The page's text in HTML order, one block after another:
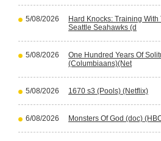
5/08/2026
Hard Knocks: Training With
Seattle Seahawks (d
5/08/2026
One Hundred Years Of
(Columbiaans)(Net
5/08/2026 1670 s3 (Pools) (Netflix)
6/08/2026 Monsters Of God (doc)